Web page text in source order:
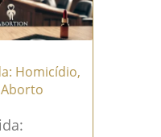
Homicídio,